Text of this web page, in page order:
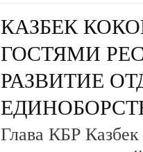
КАЗБЕК
ГОСТЯМИ
РАЗВИТИЕ
Глава КБР Казбек